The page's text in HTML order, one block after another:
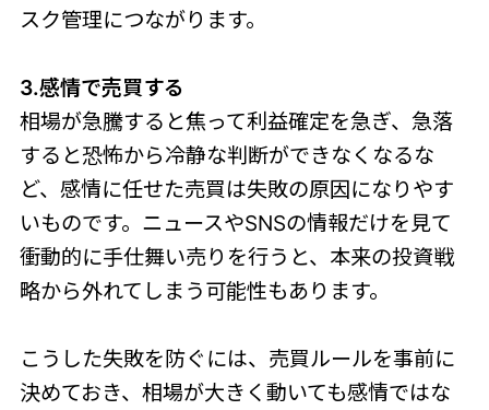
スク管理につながります。
3.感情で売買する
相場が急騰すると焦って利益確定を急ぎ、急落
すると恐怖から冷静な判断ができなくなるな
ど、感情に任せた売買は失敗の原因になりやす
いものです。ニュースやSNSの情報だけを見て
衝動的に手仕舞い売りを行うと、本来の投資戦
略から外れてしまう可能性もあります。
こうした失敗を防ぐには、売買ルールを事前に
決めておき、相場が大きく動いても感情ではな